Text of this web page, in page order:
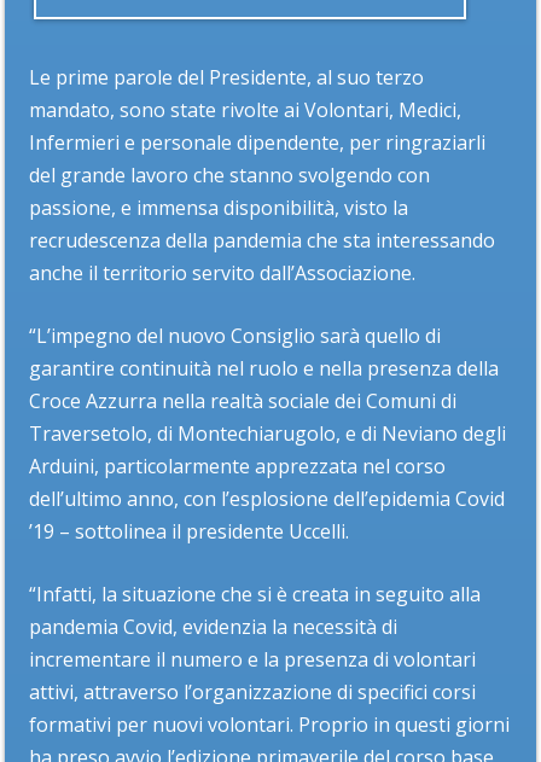
Le prime parole del Presidente, al suo terzo
mandato, sono state rivolte ai Volontari, Medici,
Infermieri e personale dipendente, per ringraziarli
del grande lavoro che stanno svolgendo con
passione, e immensa disponibilità, visto la
recrudescenza della pandemia che sta interessando
anche il territorio servito dall’Associazione.
“L’impegno del nuovo Consiglio sarà quello di
garantire continuità nel ruolo e nella presenza della
Croce Azzurra nella realtà sociale dei Comuni di
Traversetolo, di Montechiarugolo, e di Neviano degli
Arduini, particolarmente apprezzata nel corso
dell’ultimo anno, con l’esplosione dell’epidemia Covid
’19 – sottolinea il presidente Uccelli.
“Infatti, la situazione che si è creata in seguito alla
pandemia Covid, evidenzia la necessità di
incrementare il numero e la presenza di volontari
attivi, attraverso l’organizzazione di specifici corsi
formativi per nuovi volontari. Proprio in questi giorni